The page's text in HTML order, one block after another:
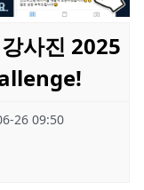
사진 2025
26 09:50